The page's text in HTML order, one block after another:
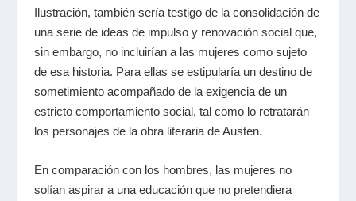
Ilustración, también sería testigo de la consolidación de
una serie de ideas de impulso y renovación social que,
sin embargo, no incluirían a las mujeres como sujeto
de esa historia. Para ellas se estipularía un destino de
sometimiento acompañado de la exigencia de un
estricto comportamiento social, tal como lo retratarán
los personajes de la obra literaria de Austen.
En comparación con los hombres, las mujeres no
solían aspirar a una educación que no pretendiera